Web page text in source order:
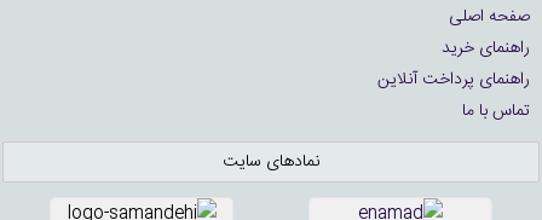
صفحه اصلی
راهنمای خرید
راهنمای پرداخت آنلاین
تماس با ما
نمادهای سایت